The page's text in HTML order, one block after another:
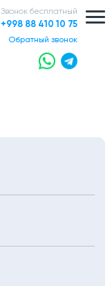
Звонок бесплатный
+998 88 410 10 75
обратный звонок